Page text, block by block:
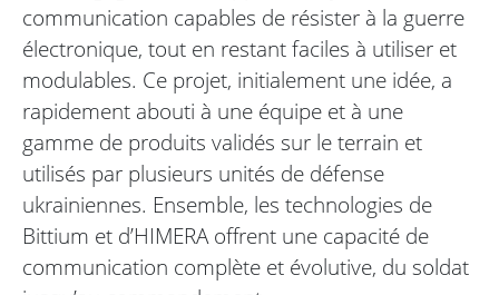
communication capables de résister à la guerre
électronique, tout en restant faciles à utiliser et
modulables. Ce projet, initialement une idée, a
rapidement abouti à une équipe et à une
gamme de produits validés sur le terrain et
utilisés par plusieurs unités de défense
ukrainiennes. Ensemble, les technologies de
Bittium et d’HIMERA offrent une capacité de
communication complète et évolutive, du soldat